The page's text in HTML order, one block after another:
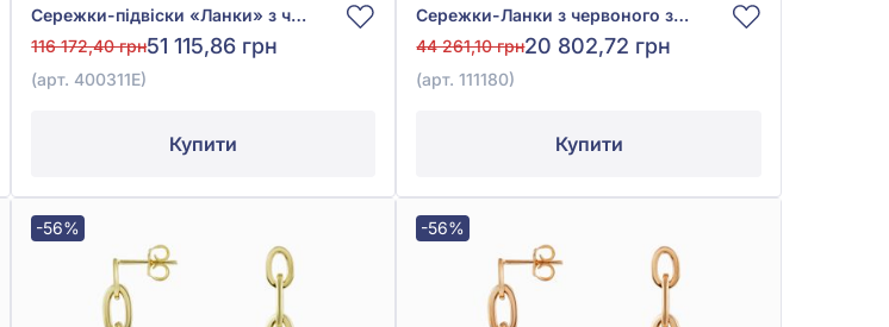
Сережки-підвіски «Ланки» з червоного золота 585° з чорною емаллю, арт. 400311Е
116 172,40 грн51 115,86 грн
(арт. 400311Е)
Купити
Сережки-Ланки з червоного золота 585°, арт. 111180
44 261,10 грн20 802,72 грн
(арт. 111180)
Купити
-56% -56%